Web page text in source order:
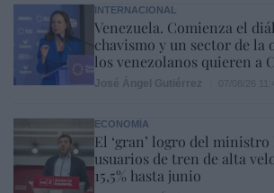
INTERNACIONAL
Venezuela. Comienza el
chavismo y un sector de la
los venezolanos quieren a
ECONOMÍA
El ‘gran’ logro del ministro
usuarios de tren de alta
15,5% hasta junio